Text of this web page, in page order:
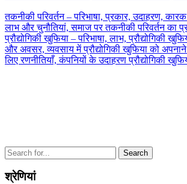
पोस्ट
नेविगेशन
Previous
Post
तकनीकी परिवर्तन – परिभाषा, प्रकार, उदाहरण,
लाभ और चुनौतियां, समाज पर तकनीकी परिवर्तन का
Next
Post
प्रौद्योगिकी खुफिया – परिभाषा, लाभ, प्रौद्योगिकी
और अवसर, व्यवसाय में प्रौद्योगिकी खुफिया को
लिए रणनीतियाँ, कंपनियों के उदाहरण प्रौद्योगिकी
Search
for:
श्रेणियां